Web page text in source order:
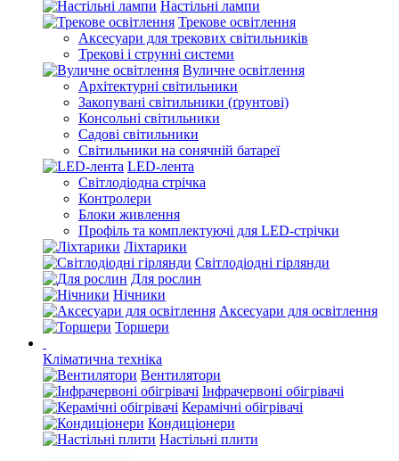
Настільні лампи
Трекове освітлення
Аксесуари для трекових світильників
Трекові і струнні системи
Вуличне освітлення
Архітектурні світильники
Закопувані світильники (ґрунтові)
Консольні світильники
Садові світильники
Світильники на сонячній батареї
LED-лента
Світлодіодна стрічка
Контролери
Блоки живлення
Профіль та комплектуючі для LED-стрічки
Ліхтарики
Світлодіодні гірлянди
Для рослин
Нічники
Аксесуари для освітлення
Торшери
Кліматична техніка
Вентилятори
Інфрачервоні обігрівачі
Керамічні обігрівачі
Кондиціонери
Настільні плити